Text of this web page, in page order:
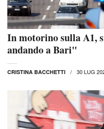
In motorino sulla A1,
andando a Bari"
CRISTINA BACCHETTI 30 LUG